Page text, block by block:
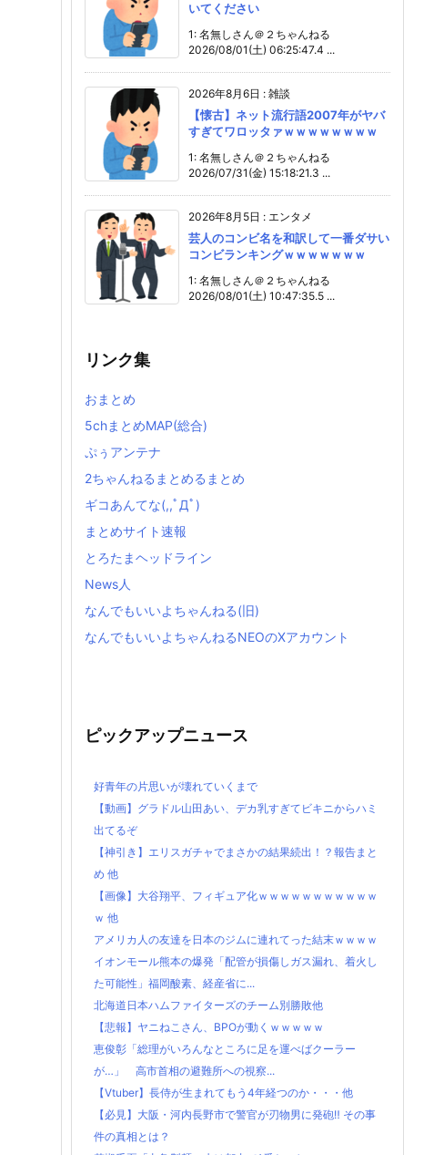
いてください
1: 名無しさん＠２ちゃんねる
2026/08/01(土) 06:25:47.4 ...
2026年8月6日 : 雑談
【懐古】ネット流行語2007年がヤバ
すぎてワロッタァｗｗｗｗｗｗｗｗ
1: 名無しさん＠２ちゃんねる
2026/07/31(金) 15:18:21.3 ...
2026年8月5日 : エンタメ
芸人のコンビ名を和訳して一番ダサい
コンビランキングｗｗｗｗｗｗｗ
1: 名無しさん＠２ちゃんねる
2026/08/01(土) 10:47:35.5 ...
リンク集
おまとめ
5chまとめMAP(総合)
ぷぅアンテナ
2ちゃんねるまとめるまとめ
ギコあんてな(,,ﾟДﾟ)
まとめサイト速報
とろたまヘッドライン
News人
なんでもいいよちゃんねる(旧)
なんでもいいよちゃんねるNEOのXアカウント
ピックアップニュース
好青年の片思いが壊れていくまで
【動画】グラドル山田あい、デカ乳すぎてビキニからハミ
出てるぞ
【神引き】エリスガチャでまさかの結果続出！？報告まと
め 他
【画像】大谷翔平、フィギュア化ｗｗｗｗｗｗｗｗｗｗｗ
ｗ 他
アメリカ人の友達を日本のジムに連れてった結末ｗｗｗｗ
イオンモール熊本の爆発「配管が損傷しガス漏れ、着火し
た可能性」福岡酸素、経産省に...
北海道日本ハムファイターズのチーム別勝敗他
【悲報】ヤニねこさん、BPOが動くｗｗｗｗｗ
恵俊彰「総理がいろんなところに足を運べばクーラー
が…」 高市首相の避難所への視察...
【Vtuber】長侍が生まれてもう4年経つのか・・・他
【必見】大阪・河内長野市で警官が刃物男に発砲‼ その事
件の真相とは？